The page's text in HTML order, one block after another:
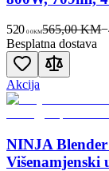
520 00KM565,00 KM−
Besplatna dostava
Akcija
NINJA
Višenamjenski